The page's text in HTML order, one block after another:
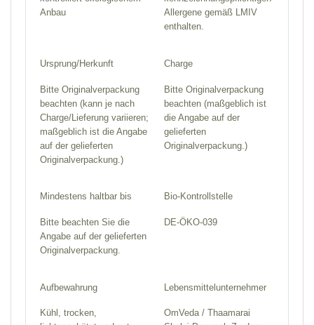
Anbau
Allergene gemäß LMIV
enthalten.
Ursprung/Herkunft
Bitte Originalverpackung
beachten (kann je nach
Charge/Lieferung variieren;
maßgeblich ist die Angabe
auf der gelieferten
Originalverpackung.)
Charge
Bitte Originalverpackung
beachten (maßgeblich ist
die Angabe auf der
gelieferten
Originalverpackung.)
Mindestens haltbar bis
Bitte beachten Sie die
Angabe auf der gelieferten
Originalverpackung.
Bio-Kontrollstelle
DE-ÖKO-039
Aufbewahrung
Kühl, trocken,
Lebensmittelunternehmer
OmVeda / Thaamarai